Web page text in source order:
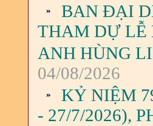
BAN ĐẠI
THAM DỰ LỄ
ANH HÙNG
04/08/2026
KỶ NIỆM
- 27/7/2026),